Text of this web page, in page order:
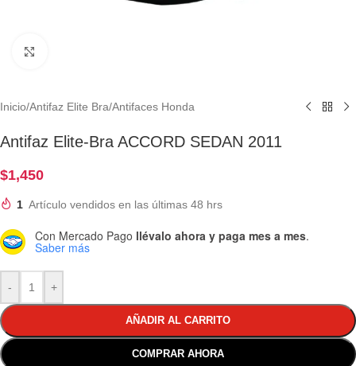
Inicio/Antifaz Elite Bra/Antifaces Honda
Antifaz Elite-Bra ACCORD SEDAN 2011
$1,450
1 Artículo vendidos en las últimas 48 hrs
Con Mercado Pago llévalo ahora y paga mes a mes.
Saber más
- +
AÑADIR AL CARRITO
COMPRAR AHORA